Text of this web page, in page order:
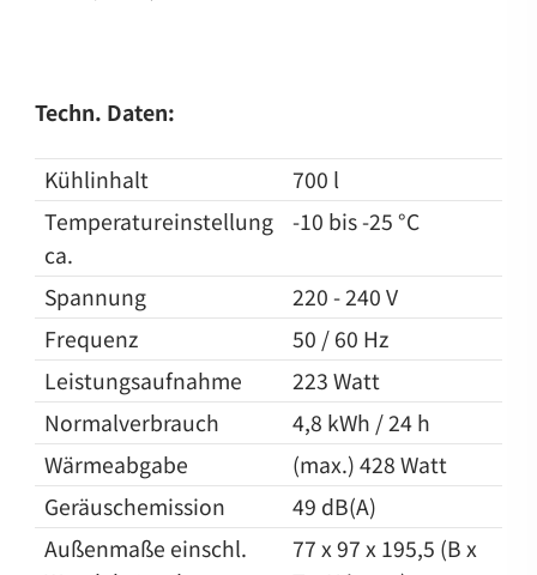
Techn. Daten:
Kühlinhalt
700 l
Temperatureinstellung
ca.
-10 bis -25 °C
Spannung
220 - 240 V
Frequenz
50 / 60 Hz
Leistungsaufnahme
223 Watt
Normalverbrauch
4,8 kWh / 24 h
Wärmeabgabe
(max.) 428 Watt
Geräuschemission
49 dB(A)
Außenmaße einschl.
77 x 97 x 195,5 (B x